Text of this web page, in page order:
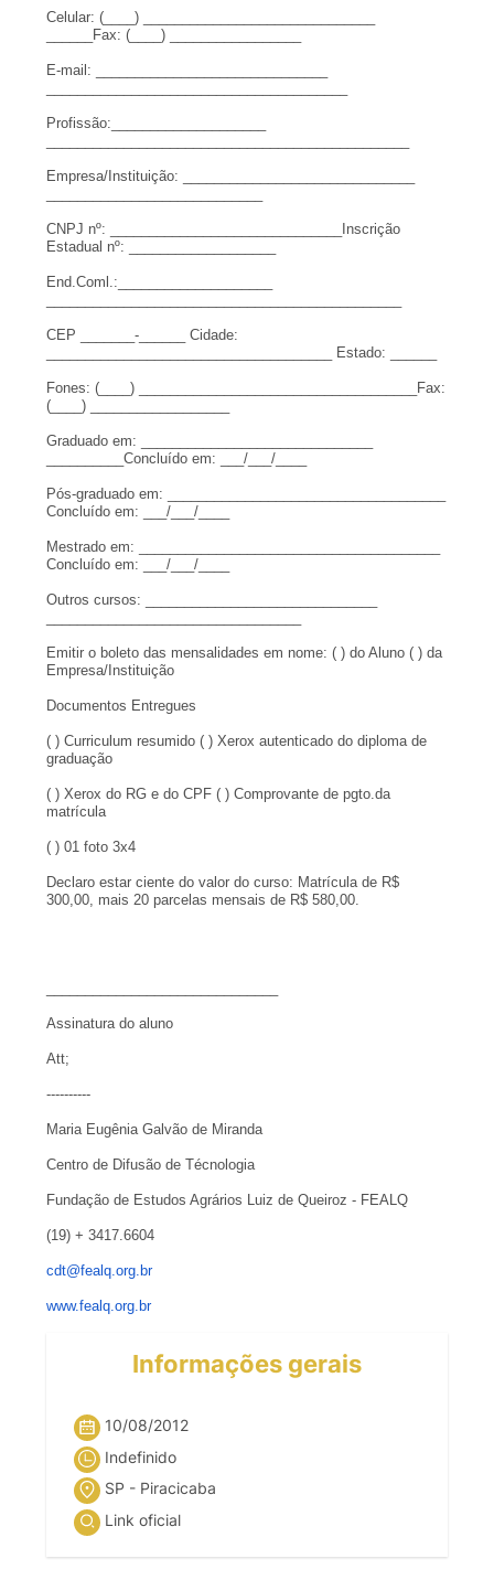
Celular: (____) ______________________________
______Fax: (____) _________________
E-mail: ______________________________
Profissão:____________________
Empresa/Instituição: ______________________________
CNPJ nº: ______________________________
Inscrição
Estadual nº: ___________________
End.Coml.:____________________
CEP _______-______ Cidade:
_______ Estado: ______
Fones: (____) ______________________________
______Fax:
(____) __________________
Graduado em: ______________________________
__________Concluído em: ___/___/____
Pós-graduado em: ______________________________
Concluído em: ___/___/____
Mestrado em: ______________________________
Concluído em: ___/___/____
Outros cursos: ______________________________
Emitir o boleto das mensalidades em nome: ( ) do Aluno ( ) da
Empresa/Instituição
Documentos Entregues
( ) Curriculum resumido ( ) Xerox autenticado do diploma de
graduação
( ) Xerox do RG e do CPF ( ) Comprovante de pgto.da
matrícula
( ) 01 foto 3x4
Declaro estar ciente do valor do curso: Matrícula de R$
300,00, mais 20 parcelas mensais de R$ 580,00.
Assinatura do aluno
Att;
----------
Maria Eugênia Galvão de Miranda
Centro de Difusão de Técnologia
Fundação de Estudos Agrários Luiz de Queiroz - FEALQ
(19) + 3417.6604
cdt@fealq.org.br
www.fealq.org.br
Informações gerais
10/08/2012
Indefinido
SP - Piracicaba
Link oficial